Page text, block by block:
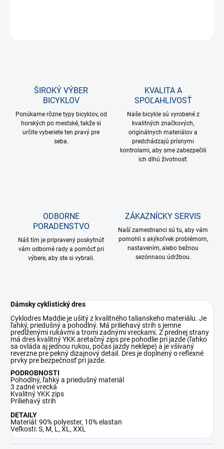
ŠIROKÝ VÝBER
BICYKLOV
Ponúkame rôzne typy bicyklov, od
horských po mestské, takže si
určite vyberiete ten pravý pre
seba.
KVALITA A
SPOĽAHLIVOSŤ
Naše bicykle sú vyrobené z
kvalitných značkových,
originálnych materiálov a
predchádzajú prísnymi
kontrolami, aby sme zabezpečili
ich dlhú životnosť.
ODBORNE
PORADENSTVO
Náš tím je pripravený poskytnúť
vám odborné rady a pomôcť pri
výbere, aby ste si vybrali.
ZÁKAZNÍCKY SERVIS
Naší zamestnanci sú tu, aby vám
pomohli s akýkoľvek problémom,
nastavením, alebo bežnou
sezónnaou údržbou.
Dámsky cyklistický dres
Cyklodres Maddie je ušitý z kvalitného talianskeho materiálu. Je
ľahký, priedušný a pohodlný. Má priliehavý strih s jemne
predlženými rukávmi a tromi zadnými vreckami. Z prednej strany
má dres kvalitný YKK aretačný zips pre pohodlie pri jazde (ľahko
sa ovláda aj jednou rukou, počas jazdy neklepe) a je všívaný
reverzne pre pekný dizajnový detail. Dres je doplnený o reflexné
prvky pre bezpečnosť pri jazde.
PODROBNOSTI
Pohodlný, ľahký a priedušný materiál
3 zadné vrecká
Kvalitný YKK zips
Priliehavý strih
DETAILY
Materiál: 90% polyester, 10% elastan
Veľkosti: S, M, L, XL, XXL